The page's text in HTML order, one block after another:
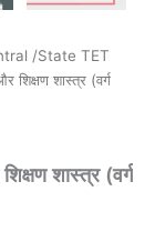
/State TET
शास्त्र (वर्ग
शास्त्र (वर्ग